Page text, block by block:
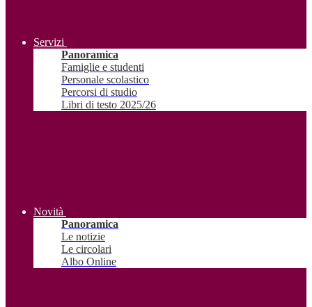
Servizi
Panoramica
Famiglie e studenti
Personale scolastico
Percorsi di studio
Libri di testo 2025/26
Novità
Panoramica
Le notizie
Le circolari
Albo Online